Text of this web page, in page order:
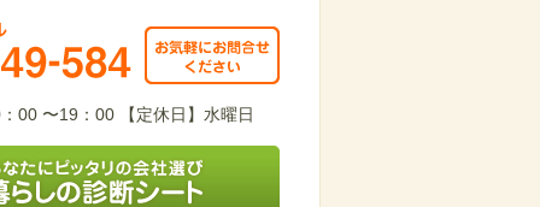
：00 〜19：00 【定休日】水曜日